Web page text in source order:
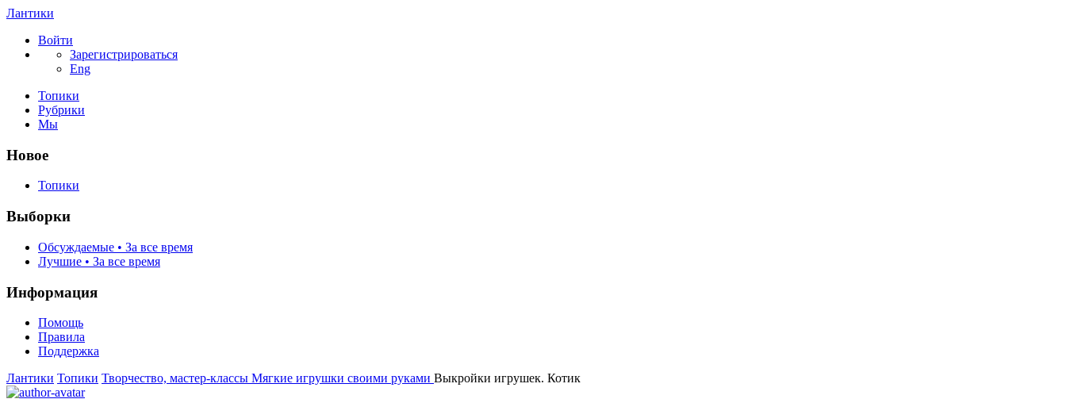
Лантики
Войти
Зарегистрироваться
Eng
Топики
Рубрики
Мы
Новое
Топики
Выборки
Обсуждаемые • За все время
Лучшие • За все время
Информация
Помощь
Правила
Поддержка
Лантики Топики Творчество, мастер-классы Мягкие игрушки своими руками Выкройки игрушек. Котик